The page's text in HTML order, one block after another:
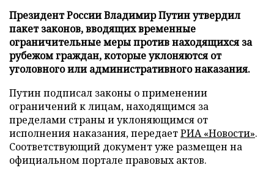
Президент России Владимир Путин утвердил
пакет законов, вводящих временные
ограничительные меры против находящихся за
рубежом граждан, которые уклоняются от
уголовного или административного наказания.
Путин подписал законы о применении
ограничений к лицам, находящимся за
пределами страны и уклоняющимся от
исполнения наказания, передаетРИА «Новости».
Соответствующий документ уже размещен на
официальном портале правовых актов.